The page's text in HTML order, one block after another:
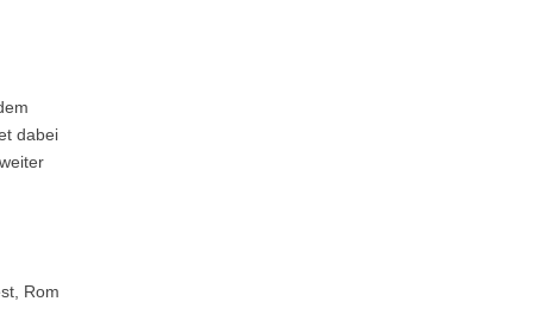
dabei
Rom